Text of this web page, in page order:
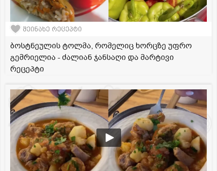
შეინახე რეცეპტი
ბოსტნეულის ტოლმა, რომელიც ხორცზე უფრო
გემრიელია - ძალიან ჯანსაღი და მარტივი
რეცეპტი